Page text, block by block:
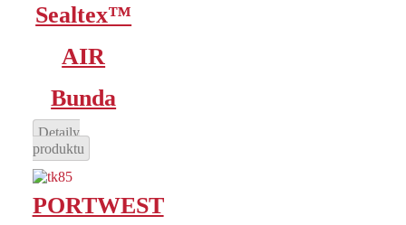
Sealtex™
AIR
Bunda
Detaily
produktu
PORTWEST